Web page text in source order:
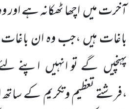
آخرت میں اچھا ٹھکانہ ہے اور
باغات ہیں ،جب وہ ان
پہنچیں گے تو انہیں اپنے
،فرشتے تعظیم وتکریم کے